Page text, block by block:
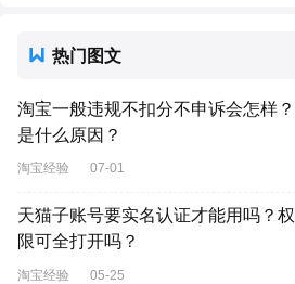
热门图文
淘宝一般违规不扣分不申诉会怎样？
是什么原因？
淘宝经验 07-01
天猫子账号要实名认证才能用吗？权
限可全打开吗？
淘宝经验 05-25